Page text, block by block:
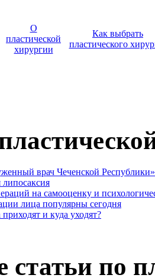
О
пластической
хирургии
Как выбрать
пластического
врач Чеченской Республики»
липосаксия
на самооценку и
лица популярны сегодня
и куда уходят?
статьи по